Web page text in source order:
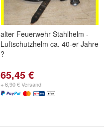
alter Feuerwehr Stahlhelm -
Luftschutzhelm ca. 40-er Jahre
?
65,45 €
+ 6,90 € Versand